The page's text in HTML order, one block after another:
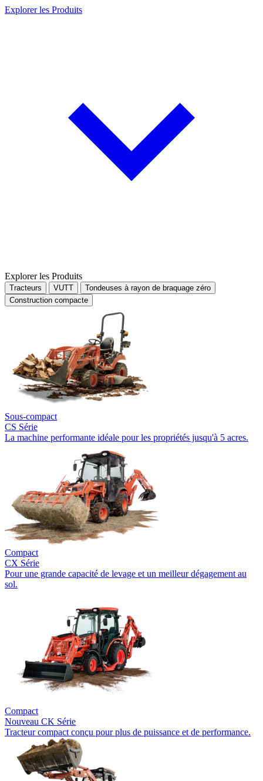
Explorer les Produits
Explorer les Produits
Tracteurs VUTT
Tondeuses à rayon de braquage zéro
Construction compacte
Sous-compact
CS Série
La machine performante idéale pour les propriétés jusqu'à 5 acres.
Compact
CX Série
Pour une grande capacité de levage et un meilleur dégagement au
sol.
Compact
Nouveau CK Série
Tracteur compact conçu pour plus de puissance et de performance.